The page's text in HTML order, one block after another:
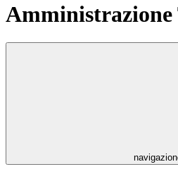
Amministrazione